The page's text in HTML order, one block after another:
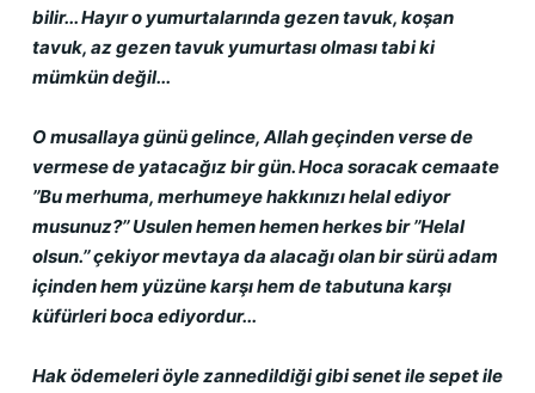
bilir... Hayır o yumurtalarında gezen tavuk, koşan
tavuk, az gezen tavuk yumurtası olması tabi ki
mümkün değil...
O musallaya günü gelince, Allah geçinden verse de
vermese de yatacağız bir gün. Hoca soracak cemaate
’’Bu merhuma, merhumeye hakkınızı helal ediyor
musunuz?’’ Usulen hemen hemen herkes bir ’’Helal
olsun.’’ çekiyor mevtaya da alacağı olan bir sürü adam
içinden hem yüzüne karşı hem de tabutuna karşı
küfürleri boca ediyordur...
Hak ödemeleri öyle zannedildiği gibi senet ile sepet ile